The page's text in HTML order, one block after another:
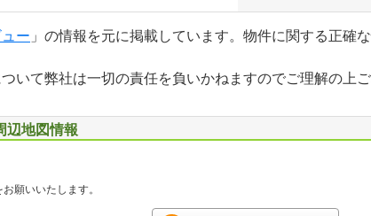
ー 」の情報を元に掲載しています。物件に関する正確
いて弊社は一切の責任を負いかねますのでご理解の上ご
辺地図情報
願いいたします。